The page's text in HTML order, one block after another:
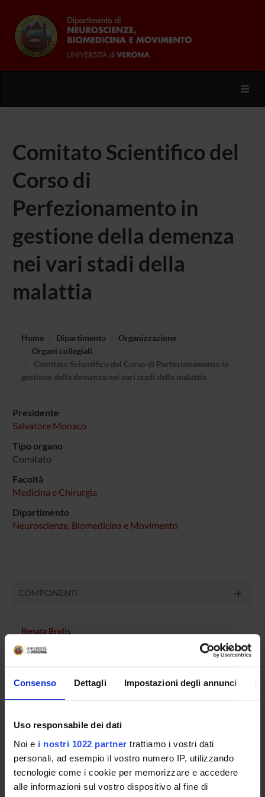
Consenso Dettagli Impostazioni degli annunci
Uso responsabile dei dati
Noi e i nostri 1022 partner trattiamo i vostri dati
personali, ad esempio il vostro numero IP, utilizzando
tecnologie come i cookie per memorizzare e accedere
alle informazioni sul vostro dispositivo al fine di
Comitato Scientifico del
Corso di
Perfezionamento in
gestione della demenza
nei vari stadi della
malattia
Home Dipartimento
Organizzazione
Organi collegiali
Comitato Scientifico del Corso di Perfezionamento in
gestione della demenza nei vari stadi della malattia
Presidente
Salvatore Monaco
Tipo organo
Comitato
Facoltà
Medicina e Chirurgia
Dipartimento
Neuroscienze, Biomedicina e Movimento
COMPONENTI
Renata Brolis
Alberto Gajofatto
Marialuisa Gandolfi
Luisa Saiani
Gianluigi Zanusso
Renata Brolis
Giorgia Caldini
Bruno Giometto